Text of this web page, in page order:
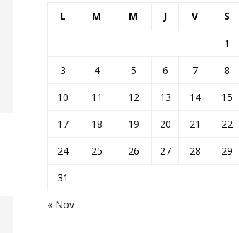
L M M J V S
« Nov
1
3
4 5 6 7 8
10
11 12 13 14 15
17
18 19 20 21 22
24
25 26 27 28 29
31